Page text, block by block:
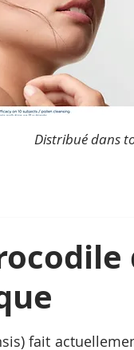
Distribué dans
fait